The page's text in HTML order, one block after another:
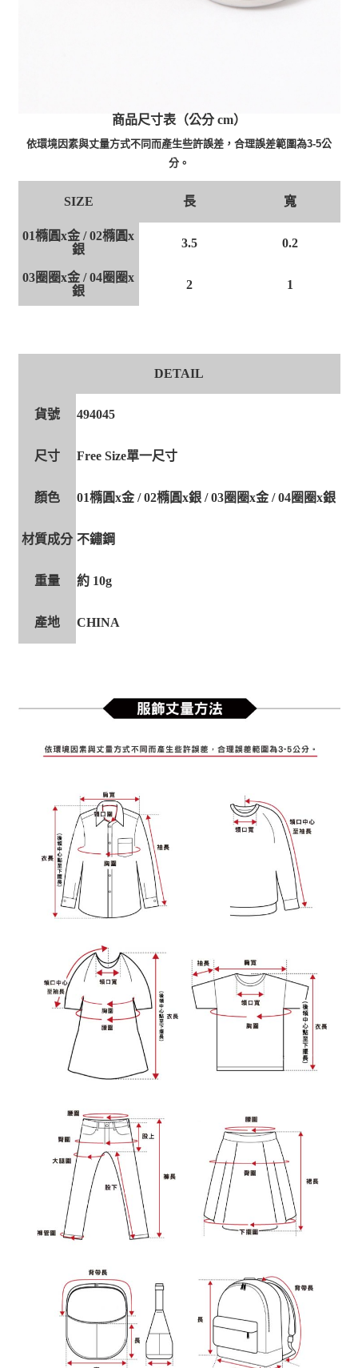
商品尺寸表（公分 cm）
依環境因素與丈量方式不同而產生些許誤差，合理誤差範圍為3-5公
分。
SIZE 長 寬
01橢圓x金 / 02橢圓x
銀
3.5 0.2
03圈圈x金 / 04圈圈x
銀
2 1
DETAIL
貨號 494045
尺寸 Free Size單一尺寸
顏色 01橢圓x金 / 02橢圓x銀 / 03圈圈x金 / 04圈圈x銀
材質成分 不鏽鋼
重量 約 10g
產地 CHINA